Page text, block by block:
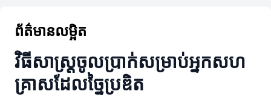
ព័ត៌មានលម្អិត
វិធីសាស្ត្រចូលប្រាក់សម្រាប់អ្នកសហ
គ្រាសដែលច្នៃប្រឌិត